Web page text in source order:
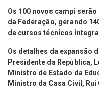
Os 100 novos campi
da Federação, gerando
de cursos técnicos
Os detalhes da expansão
Presidente da República,
Ministro de Estado da
Ministro da Casa Civil,